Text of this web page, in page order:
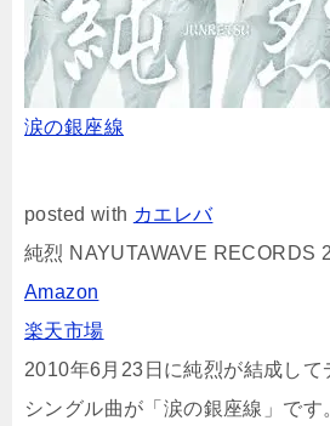
涙の銀座線
posted with カエレバ
純烈 NAYUTAWAVE RECORDS
Amazon
楽天市場
2010年6月23日に純烈が結成して
シングル曲が「涙の銀座線」です